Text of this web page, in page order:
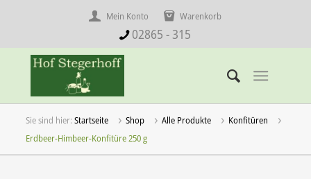
Mein Konto Warenkorb
02865 - 315
Startseite Shop Alle Produkte
Konfitüren
Erdbeer-Himbeer-Konfitüre 250 g